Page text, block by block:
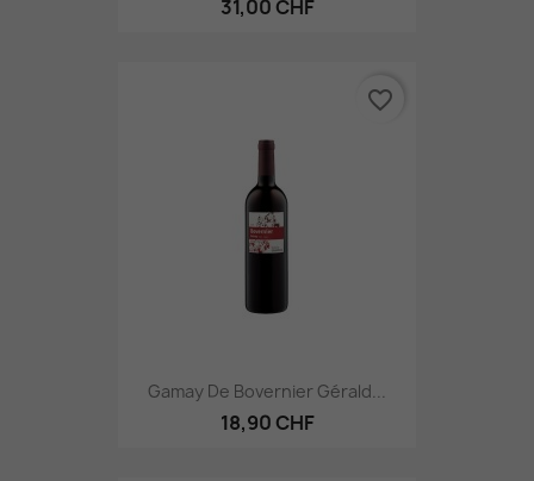
31,00 CHF
Gamay De Bovernier Gérald...
18,90 CHF
favorite_border